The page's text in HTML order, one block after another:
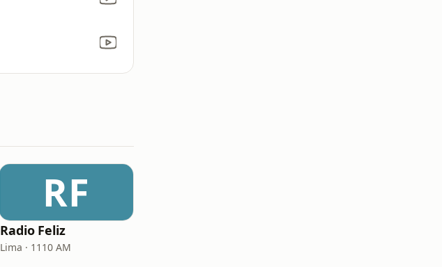
RF
Radio Feliz
Lima · 1110 AM